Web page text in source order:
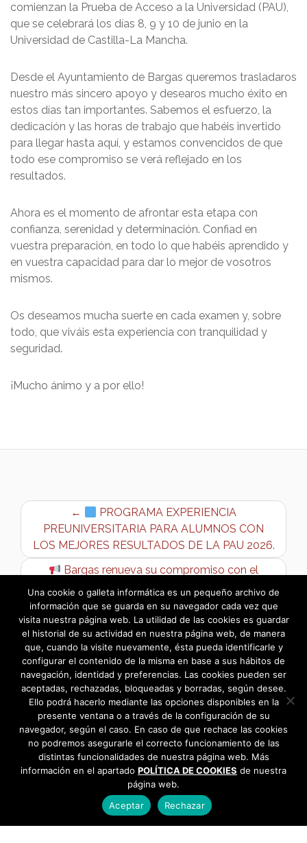
comienzan la Prueba de Acceso a la Universidad (PAU),
que se celebrará los días 8, 9 y 10 de junio en la
Universidad de Castilla-La Mancha.
Desde el Ayuntamiento de Bargas queremos trasladaros
nuestro más sincero apoyo y desearos mucho éxito en
estos días tan importantes. Sabemos el esfuerzo, la
dedicación y las horas de trabajo que habéis invertido
para llegar hasta aquí, y estamos convencidos de que
todo ese compromiso se verá reflejado en los
resultados.
Ahora es el momento de afrontar esta etapa con
confianza, serenidad y determinación. Confiad en
vuestra preparación, en todo lo que habéis aprendido y
en vuestra capacidad para dar lo mejor de vosotros
mismos.
Os deseamos mucha suerte en cada examen y, sobre
todo, que viváis esta experiencia con tranquilidad y
seguridad.
¡Mucho ánimo y a por ello!
←
PROGRAMA EXPERIENCIA
PREUNIVERSITARIA PARA ALUMNOS CON
LOS MEJORES RESULTADOS DE LA PAU 2026.
Bargas renueva su compromiso con el
servicio de transporte ASTRA →
Una cookie o galleta informática es un pequeño archivo de
información que se guarda en su navegador cada vez que
visita nuestra página web. La utilidad de las cookies es guardar
el historial de su actividad en nuestra página web, de manera
que, cuando la visite nuevamente, ésta pueda identificarle y
configurar el contenido de la misma en base a sus hábitos de
navegación, identidad y preferencias. Las cookies pueden ser
aceptadas, rechazadas, bloqueadas y borradas, según desee.
Ello podrá hacerlo mediante las opciones disponibles en la
presente ventana o a través de la configuración de su
navegador, según el caso. En caso de que rechace las cookies
no podremos asegurarle el correcto funcionamiento de las
distintas funcionalidades de nuestra página web. Más
información en el apartado POLÍTICA DE COOKIES de nuestra
página web.
Aceptar
Rechazar